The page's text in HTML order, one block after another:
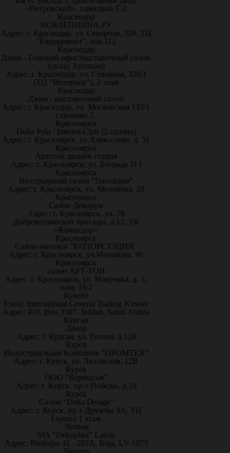
«Петровский», павильон Г-2
Краснодар
ВСЯЛЕПНИНА.РУ
Адрес: г. Краснодар, ул. Северная, 320, ТЦ
"Евроремонт", пав.112
Краснодар
Джем - Главный офис/выставочный салон
(склад Артполе)
Адрес: г. Краснодар, ул. Северная, 320/1
(ТЦ "Интерьер"), 2 этаж
Краснодар
Джем - выставочный салон
Адрес: г. Краснодар, ул. Московская 133/1
строение 2.
Красноярск
Doka Pola / Interior-Club (2 салона)
Адрес: г. Красноярск, ул.Алекссеева, д. 51
Красноярск
Архитек дизайн студия
Адрес: г. Красноярск, ул. Бограда 113
Красноярск
Интерьерный салон "Палладио"
Адрес: г. Красноярск, ул. Молокова, 28
Красноярск
Салон Декорум
Адрес: г. Красноярск, ул. 78
Добровольческой бригады, д.12, ТК
«Командор»
Красноярск
Салон-магазин "КОЛОРСТУДИЯ"
Адрес: г. Красноярск, ул.Молокова, 40
Красноярск
салон АРТ-ТОН
Адрес: г. Красноярск, ул. Маерчака, д. 1,
пом. 19/2
Кувейт
Exotic International General Trading Kuwait
Адрес: P.O. Box 3507, Jeddah, Saudi Arabia
Курган
Декор
Адрес: г. Курган, ул. Гоголя, д.128
Курск
Индустриальная Компания "ПРОМТЕХ"
Адрес: г. Курск, ул. Литовская, 12В
Курск
ООО "Вернисаж"
Адрес: г. Курск, пр-т Победы, д.10
Курск
Салон "Doka Design"
Адрес: г. Курск, пр-т Дружбы 9А, ТЦ
Европа 1 этаж
Латвия
SIA "Dekoplast" Latvia
Адрес: Piedrujas 11 - 203A, Riga, LV-1073
Липецк